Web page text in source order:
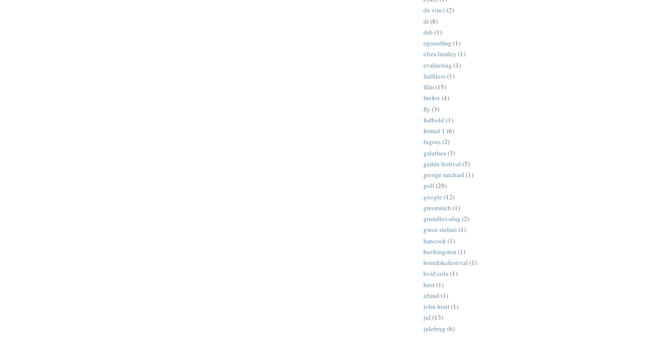
da vinci (2)
dr(8)
dsb (1)
egosurfing (1)
eliza lumley (1)
evaluering (1)
faithless(1)
film(15)
firefox (4)
fly (3)
fodbold (1)
formel 1 (6)
fugees(2)
galathea (3)
gedde festival (5)
george michael (1)
golf(29)
google (12)
greenwich (1)
grundlovsdag (2)
gwen stefani (1)
hancock (1)
havhingsten (1)
hornfiskefestival (1)
hvid cola(1)
høst (1)
irland (1)
john hiatt(1)
jul (13)
julebryg (6)